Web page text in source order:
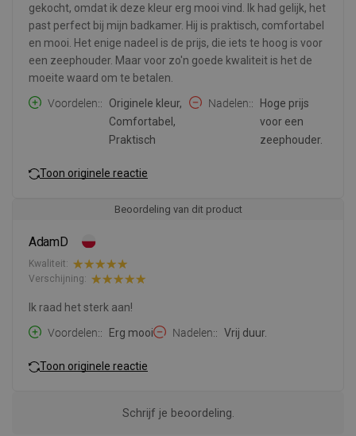
gekocht, omdat ik deze kleur erg mooi vind. Ik had gelijk, het
past perfect bij mijn badkamer. Hij is praktisch, comfortabel
en mooi. Het enige nadeel is de prijs, die iets te hoog is voor
een zeephouder. Maar voor zo'n goede kwaliteit is het de
moeite waard om te betalen.
Voordelen:
Originele kleur,
Comfortabel,
Praktisch
Nadelen:
Hoge prijs
voor een
zeephouder.
Toon originele reactie
Beoordeling van dit product
AdamD
Kwaliteit:
Verschijning:
Ik raad het sterk aan!
Voordelen:
Erg mooi Nadelen: Vrij duur.
Toon originele reactie
Schrijf je beoordeling.